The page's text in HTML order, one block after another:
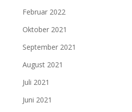
Februar 2022
Oktober 2021
September 2021
August 2021
Juli 2021
Juni 2021